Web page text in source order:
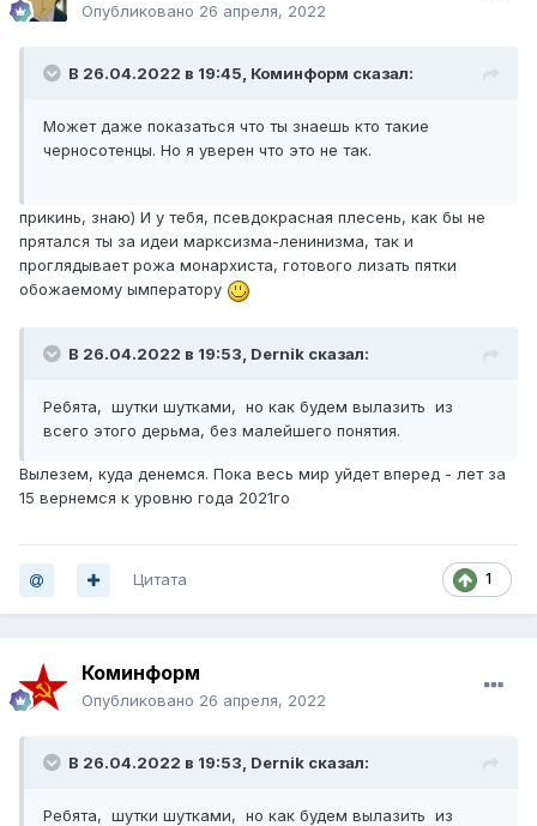
Опубликовано 26 апреля, 2022
В 26.04.2022 в 19:45, Коминформ сказал:
Может даже показаться что ты знаешь кто такие
черносотенцы. Но я уверен что это не так.
прикинь, знаю) И у тебя, псевдокрасная плесень, как бы не
прятался ты за идеи марксизма-ленинизма, так и
проглядывает рожа монархиста, готового лизать пятки
обожаемому ымператору
В 26.04.2022 в 19:53, Dernik сказал:
Ребята, шутки шутками, но как будем вылазить из
всего этого дерьма, без малейшего понятия.
Вылезем, куда денемся. Пока весь мир уйдет вперед - лет за
15 вернемся к уровню года 2021го
1
Цитата
Коминформ
Опубликовано 26 апреля, 2022
В 26.04.2022 в 19:53, Dernik сказал:
Ребята, шутки шутками, но как будем вылазить из